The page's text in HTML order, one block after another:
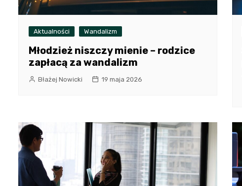
Aktualności Wandalizm
Młodzież niszczy mienie – rodzice
zapłacą za wandalizm
Błażej Nowicki 19 maja 2026